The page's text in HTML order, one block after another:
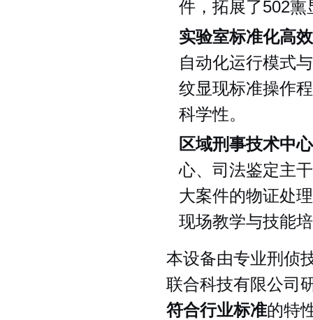
件，拓展了502
实验室标准化高
自动化运行模式
纹显现标准操作
科学性。
区域刑事技术中
心、司法鉴定主
大案件的物证处
现场教学与技能
本设备由专业刑侦
联合科技有限公司
符合行业标准的特